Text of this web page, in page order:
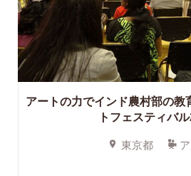
アートの力でインド農村部の教
トフェスティバル
東京都